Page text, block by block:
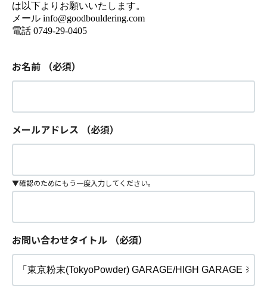
は以下よりお願いいたします。
メール info@goodbouldering.com
電話 0749-29-0405
お名前 （必須）
メールアドレス （必須）
▼確認のためにもう一度入力してください。
お問い合わせタイトル （必須）